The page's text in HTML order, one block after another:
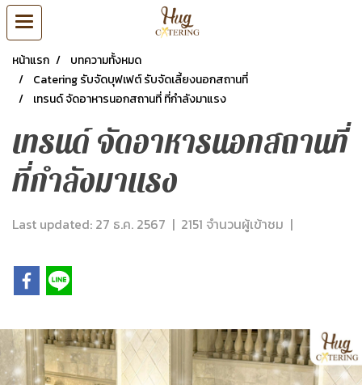
หน้าแรก
บทความทั้งหมด
Catering รับจัดบุฟเฟต์ รับจัดเลี้ยงนอกสถานที่
เทรนด์ จัดอาหารนอกสถานที่ ที่กำลังมาแรง
เทรนด์ จัดอาหารนอกสถานที่
ที่กำลังมาแรง
Last updated: 27 ธ.ค. 2567 | 2151 จำนวนผู้เข้าชม |